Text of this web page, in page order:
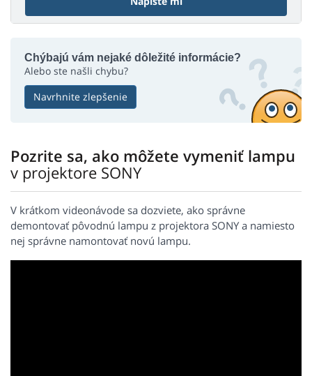
Chýbajú vám nejaké dôležité informácie?
Alebo ste našli chybu?
Navrhnite zlepšenie
Pozrite sa, ako môžete vymeniť lampu
v projektore SONY
V krátkom videonávode sa dozviete, ako správne
demontovať pôvodnú lampu z projektora SONY a namiesto
nej správne namontovať novú lampu.